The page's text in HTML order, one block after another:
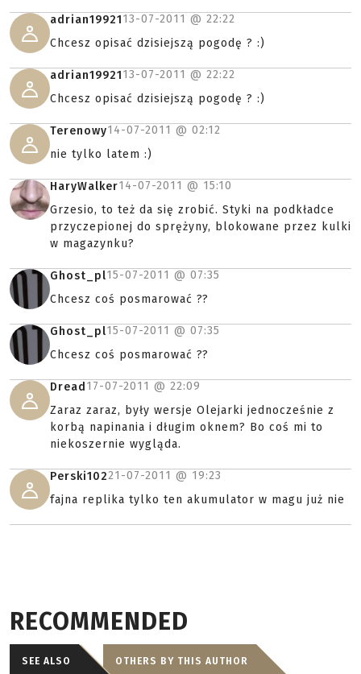
adrian1992113-07-2011 @ 22:22
Chcesz opisać dzisiejszą pogodę ? :)
adrian1992113-07-2011 @ 22:22
Chcesz opisać dzisiejszą pogodę ? :)
Terenowy14-07-2011 @ 02:12
nie tylko latem :)
HaryWalker14-07-2011 @ 15:10
Grzesio, to też da się zrobić. Styki na podkładce
przyczepionej do sprężyny, blokowane przez kulki
w magazynku?
Ghost_pl15-07-2011 @ 07:35
Chcesz coś posmarować ??
Ghost_pl15-07-2011 @ 07:35
Chcesz coś posmarować ??
Dread 17-07-2011 @ 22:09
Zaraz zaraz, były wersje Olejarki jednocześnie z
korbą napinania i długim oknem? Bo coś mi to
niekoszernie wygląda.
Perski10221-07-2011 @ 19:23
fajna replika tylko ten akumulator w magu już nie
RECOMMENDED
SEE ALSO OTHERS BY THIS AUTHOR